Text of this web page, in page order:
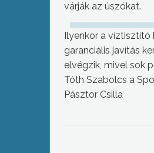
várják az úszókat.
Ilyenkor a
garanciális javítás
elvégzik, mivel sok
Tóth Szabolcs a
Pásztor Csilla